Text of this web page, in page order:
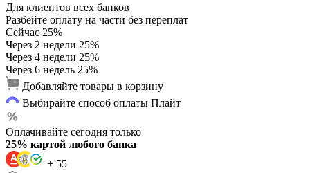
Для клиентов всех банков
Разбейте оплату на части без переплат
Сейчас 25%
Через 2 недели 25%
Через 4 недели 25%
Через 6 недель 25%
Добавляйте товары в корзину
Выбирайте способ оплаты Плайт
Оплачивайте сегодня только
25% картой любого банка
+ 55